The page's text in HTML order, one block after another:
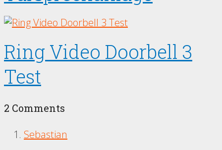
Ring Video Doorbell 3
Test
2 Comments
Sebastian